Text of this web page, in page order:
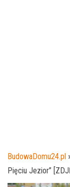
BudowaDomu24.pl
Pięciu Jezior”